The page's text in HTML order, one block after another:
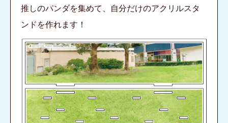
推しのパンダを集めて、自分だけのアクリルスタ
ンドを作れます！